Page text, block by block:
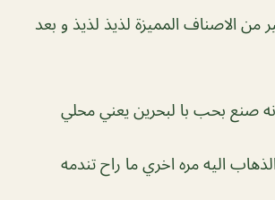
من الاصناف المميزة لذيذ لذيذ و بعد
صنع بحب با لبحرين يعني محلي
اليه مره اخري ما راح تندمه